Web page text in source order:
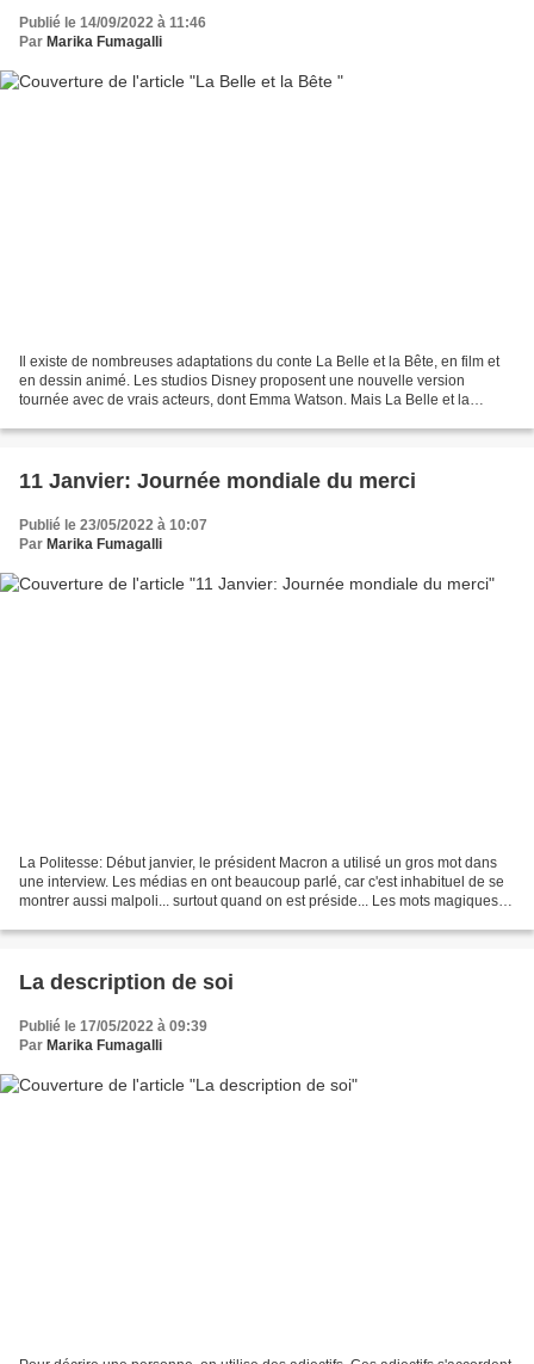
Publié le 14/09/2022 à 11:46
Par Marika Fumagalli
Il existe de nombreuses adaptations du conte La Belle et la Bête, en film et
en dessin animé. Les studios Disney proposent une nouvelle version
tournée avec de vrais acteurs, dont Emma Watson. Mais La Belle et la
11 Janvier: Journée mondiale du merci
Publié le 23/05/2022 à 10:07
Par Marika Fumagalli
La Politesse: Début janvier, le président Macron a utilisé un gros mot dans
une interview. Les médias en ont beaucoup parlé, car c'est inhabituel de se
montrer aussi malpoli... surtout quand on est préside... Les mots magiques
La description de soi
Publié le 17/05/2022 à 09:39
Par Marika Fumagalli